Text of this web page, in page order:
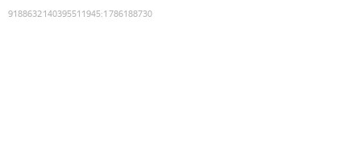
9188632140395511945:1786188730